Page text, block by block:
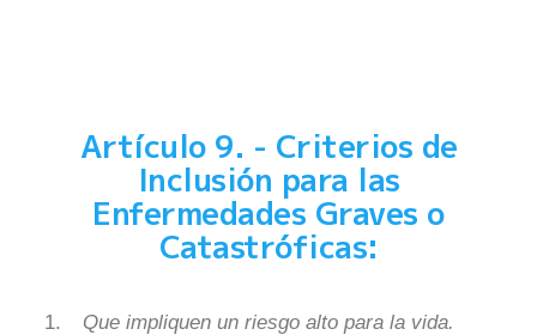
Artículo 9. - Criterios de
Inclusión para las
Enfermedades Graves o
Catastróficas:
Que impliquen un riesgo alto para la vida.